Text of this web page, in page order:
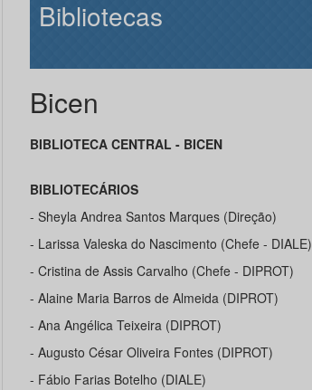
Bibliotecas
Bicen
BIBLIOTECA CENTRAL - BICEN
BIBLIOTECÁRIOS
- Sheyla Andrea Santos Marques (Direção)
- Larissa Valeska do Nascimento (Chefe - DIALE)
- Cristina de Assis Carvalho (Chefe - DIPROT)
- Alaine Maria Barros de Almeida (DIPROT)
- Ana Angélica Teixeira (DIPROT)
- Augusto César Oliveira Fontes (DIPROT)
- Fábio Farias Botelho (DIALE)